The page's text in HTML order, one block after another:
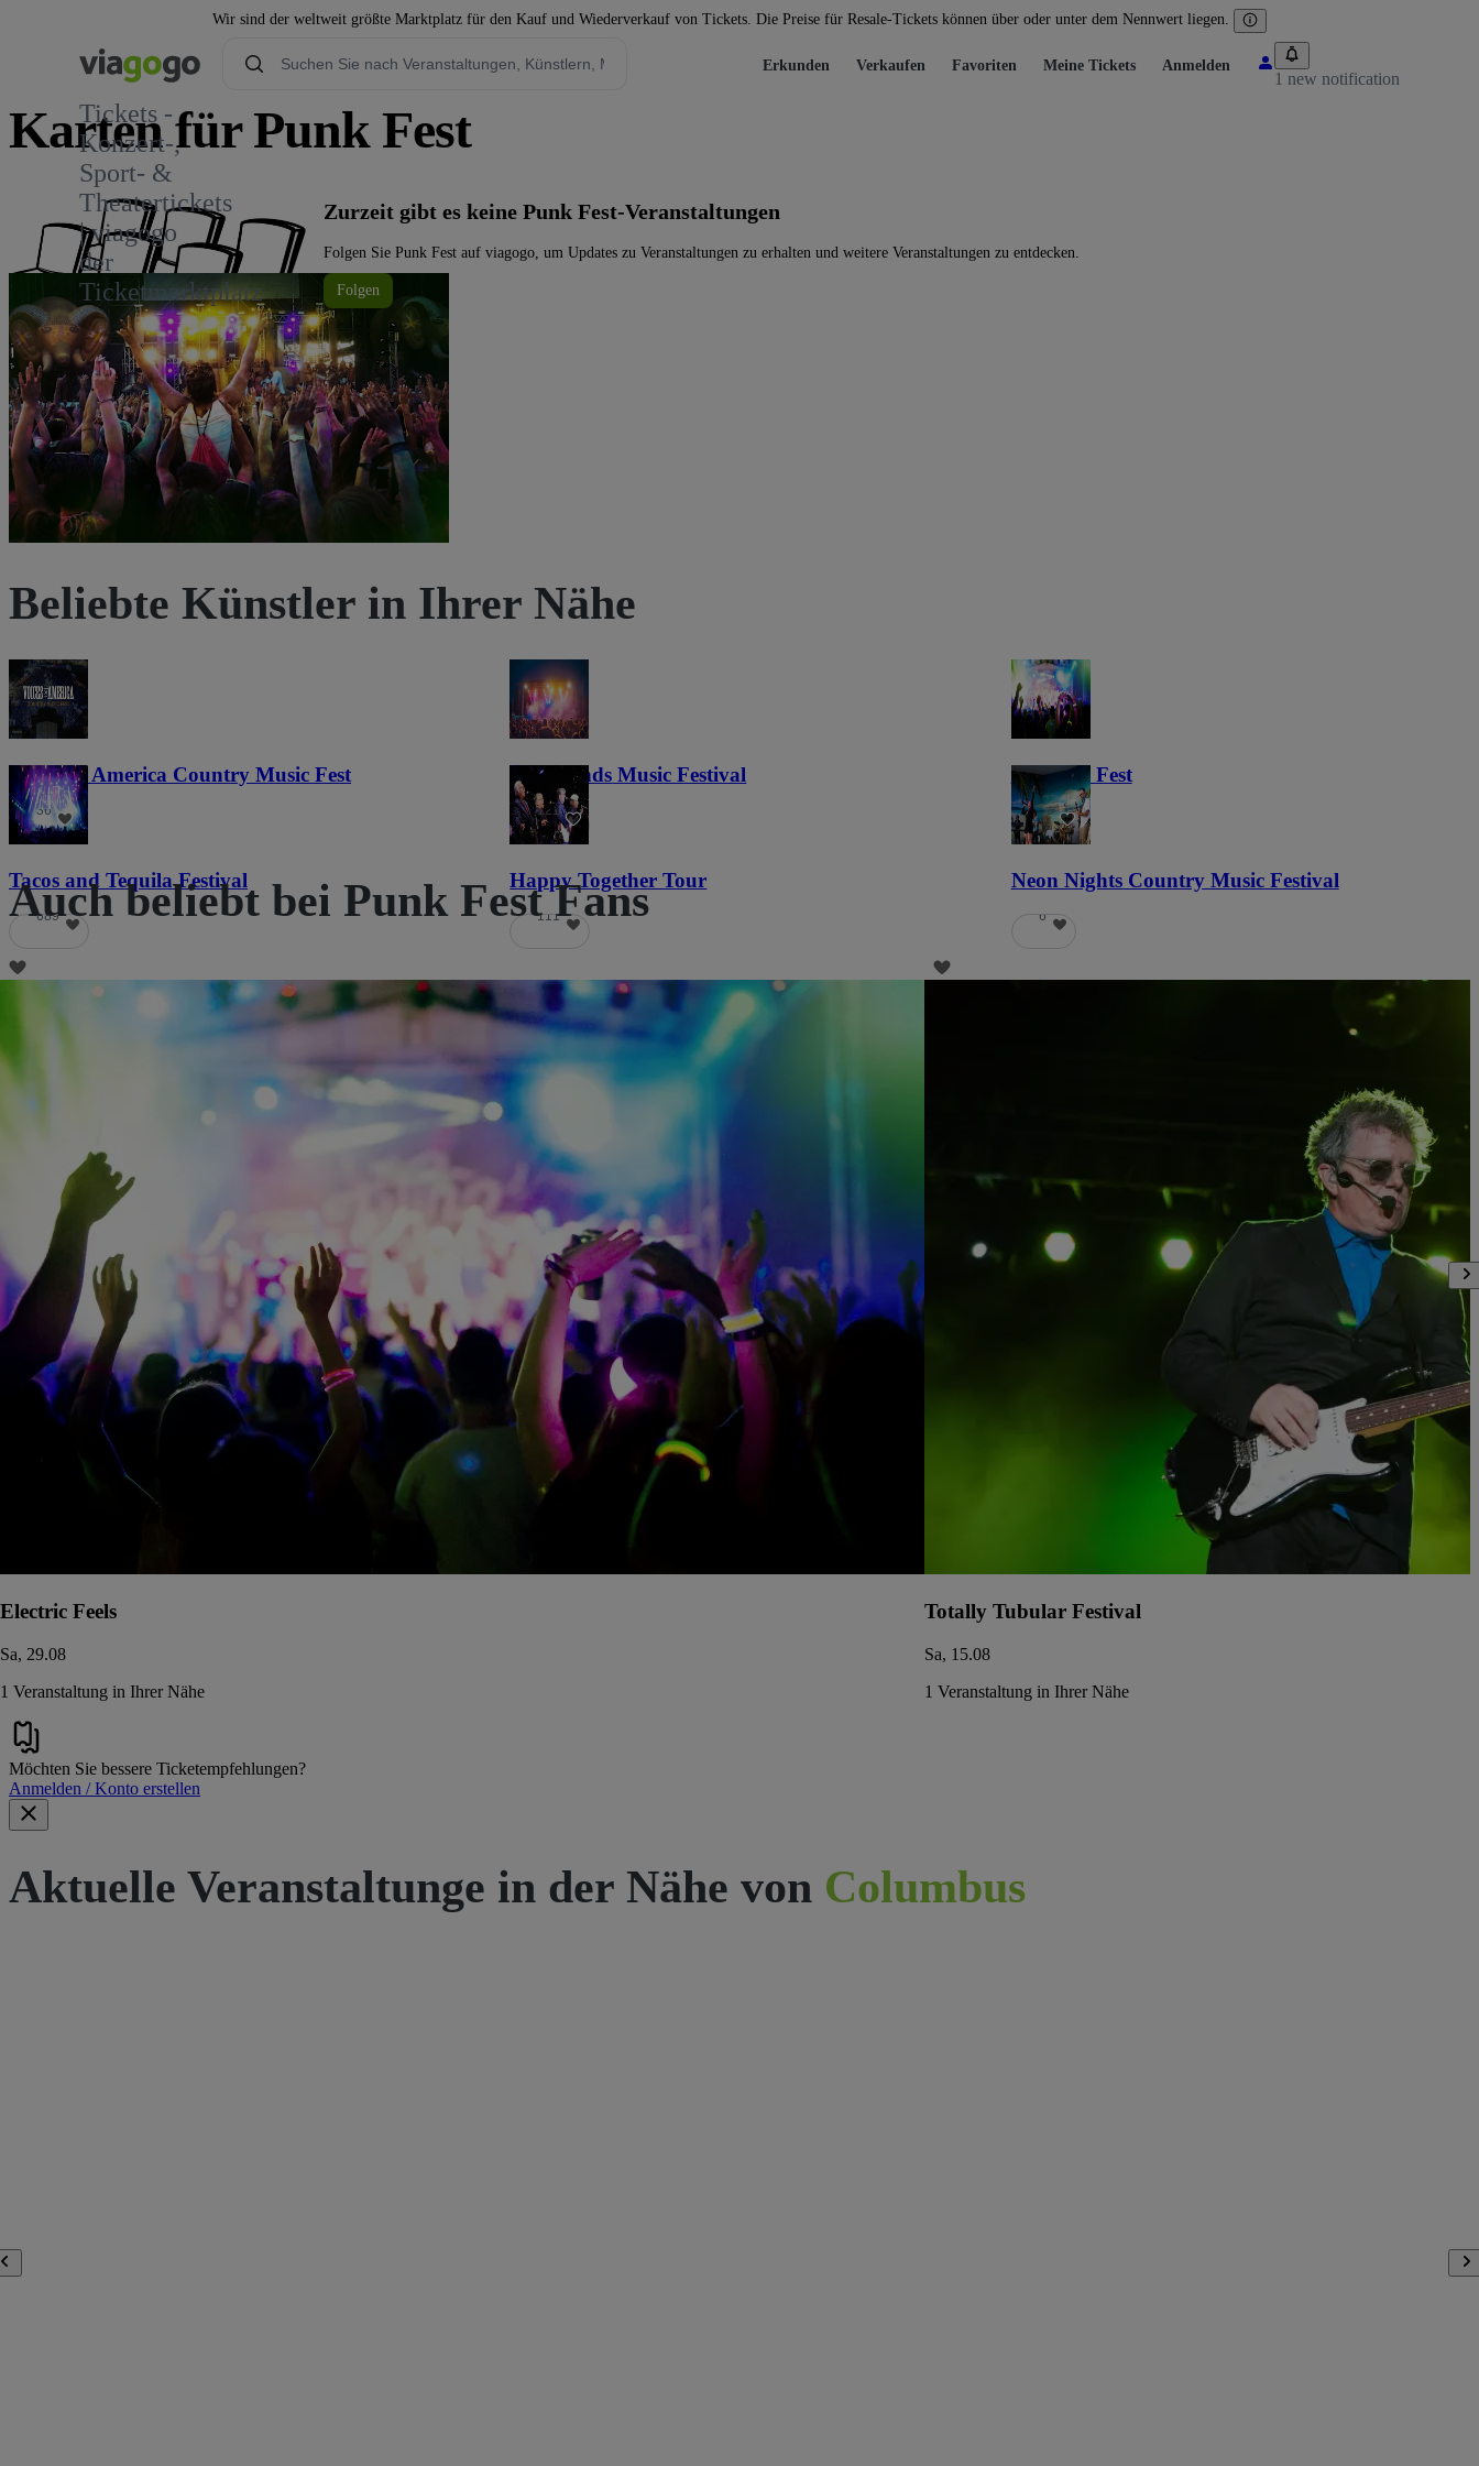
Wir sind der weltweit größte Marktplatz für den Kauf und Wiederverkauf von Tickets. Die Preise für Resale-Tickets können über oder unter dem Nennwert liegen.
Tickets -
Konzert-,
Sport- &
Theatertickets
| viagogo
der
Ticketmarktplatz
Erkunden Verkaufen Favoriten Meine Tickets Anmelden
1 new notification
Karten für Punk Fest
Zurzeit gibt es keine Punk Fest-Veranstaltungen
Folgen Sie Punk Fest auf viagogo, um Updates zu Veranstaltungen zu erhalten und weitere Veranstaltungen zu entdecken.
Folgen
Beliebte Künstler in Ihrer Nähe
Voices of America Country Music Fest
36
Lost Lands Music Festival
121
Haunted Fest
58
Tacos and Tequila Festival
689
Happy Together Tour
111
Neon Nights Country Music Festival
6
Auch beliebt bei Punk Fest Fans
Electric Feels
Sa, 29.08
1 Veranstaltung in Ihrer Nähe
Totally Tubular Festival
Sa, 15.08
1 Veranstaltung in Ihrer Nähe
Möchten Sie bessere Ticketempfehlungen?
Anmelden / Konto erstellen
Aktuelle Veranstaltunge in der Nähe von Columbus